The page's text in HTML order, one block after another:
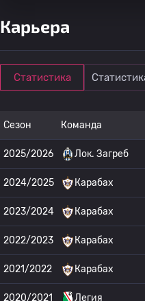
Карьера
Статистика
Сезон Команда
2025/2026 Лок. Загреб
2024/2025 Карабах
2023/2024 Карабах
2022/2023 Карабах
2021/2022 Карабах
2020/2021 Легия